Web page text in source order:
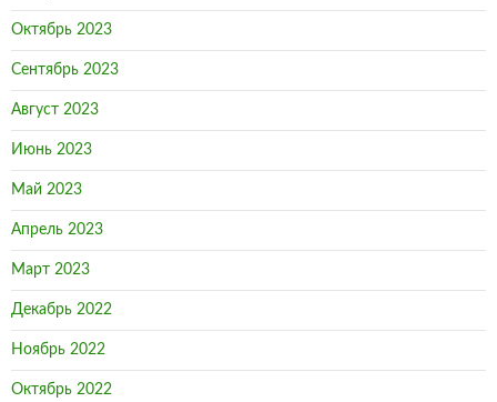
Октябрь 2023
Сентябрь 2023
Август 2023
Июнь 2023
Май 2023
Апрель 2023
Март 2023
Декабрь 2022
Ноябрь 2022
Октябрь 2022